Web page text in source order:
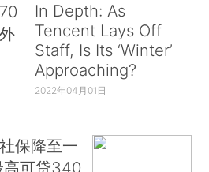
In Depth: As
Tencent Lays Off
Staff, Is Its ‘Winter’
Approaching?
2022年04月01日
保降至一
高可贷340